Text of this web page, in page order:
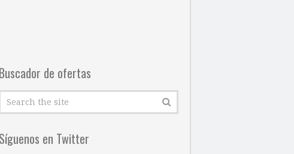
Buscador de ofertas
Síguenos en Twitter